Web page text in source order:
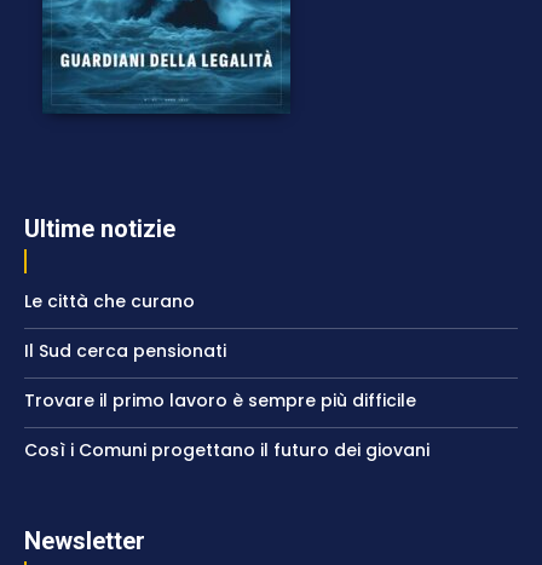
Ultime notizie
Le città che curano
Il Sud cerca pensionati
Trovare il primo lavoro è sempre più difficile
Così i Comuni progettano il futuro dei giovani
Newsletter